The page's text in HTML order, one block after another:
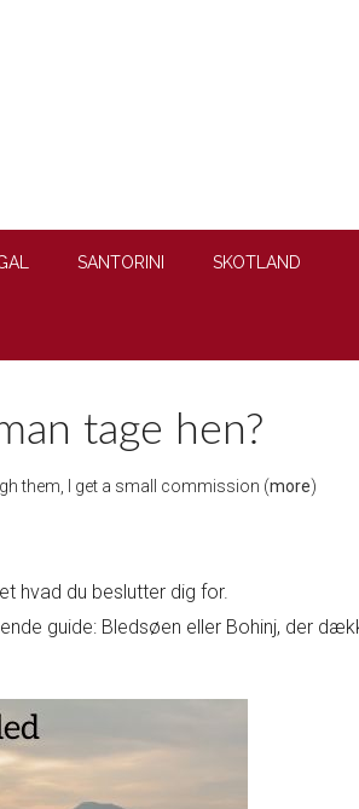
SANTORINI SKOTLAND
tage hen?
them, I get a small commission (more)
hvad du beslutter dig for.
guide: Bledsøen eller Bohinj, der